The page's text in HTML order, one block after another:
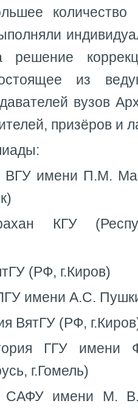
решение
из
вузов
призёров и
имени П.М.
КГУ
(РФ, г.Киров)
имени А.С.
ВятГУ (РФ,
ГГУ имени
г.Гомель)
САФУ имени М.